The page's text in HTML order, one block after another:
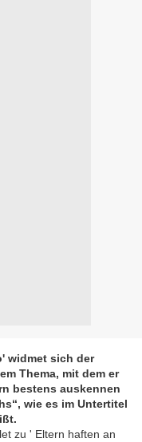
widmet sich der
Thema, mit dem er
bestens auskennen
wie es im Untertitel
zu ' Eltern haften an